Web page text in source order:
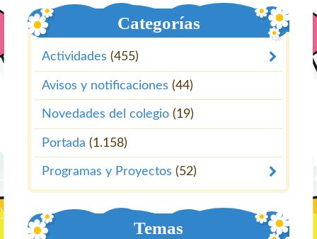
Categorías
Actividades (455)
Avisos y notificaciones (44)
Novedades del colegio (19)
Portada (1.158)
Programas y Proyectos (52)
Temas